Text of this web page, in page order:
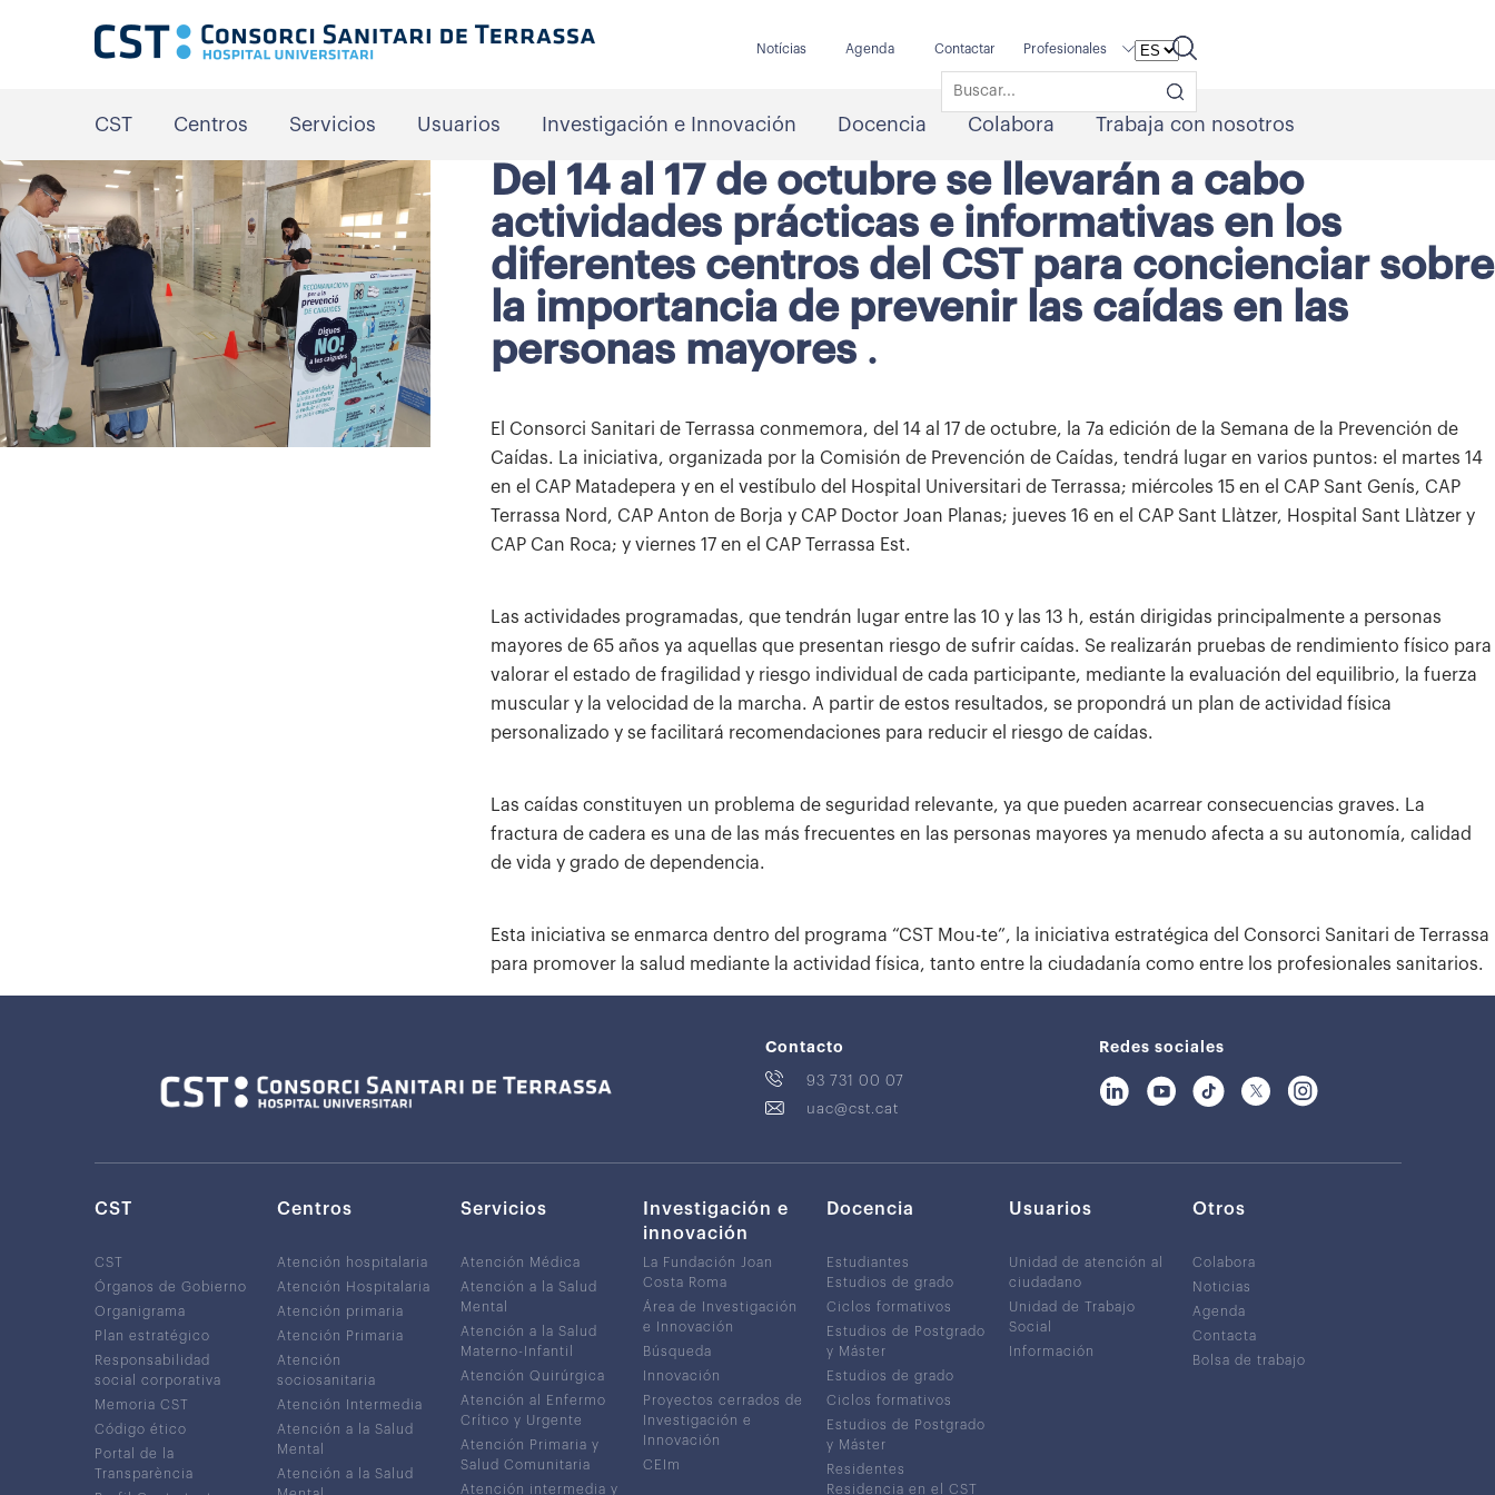
Notícias Agenda Contactar Profesionales
CST Centros Servicios Usuarios Investigación e Innovación Docencia Colabora Trabaja con nosotros
Del 14 al 17 de octubre se llevarán a cabo
actividades prácticas e informativas en los
diferentes centros del CST para concienciar sobre
la importancia de prevenir las caídas en las
personas mayores.
El Consorci Sanitari de Terrassa conmemora, del 14 al 17 de octubre, la 7a edición de la Semana de la Prevención de
Caídas. La iniciativa, organizada por la Comisión de Prevención de Caídas, tendrá lugar en varios puntos: el martes 14
en el CAP Matadepera y en el vestíbulo del Hospital Universitari de Terrassa; miércoles 15 en el CAP Sant Genís, CAP
Terrassa Nord, CAP Anton de Borja y CAP Doctor Joan Planas; jueves 16 en el CAP Sant Llàtzer, Hospital Sant Llàtzer y
CAP Can Roca; y viernes 17 en el CAP Terrassa Est.
Las actividades programadas, que tendrán lugar entre las 10 y las 13 h, están dirigidas principalmente a personas
mayores de 65 años ya aquellas que presentan riesgo de sufrir caídas. Se realizarán pruebas de rendimiento físico para
valorar el estado de fragilidad y riesgo individual de cada participante, mediante la evaluación del equilibrio, la fuerza
muscular y la velocidad de la marcha. A partir de estos resultados, se propondrá un plan de actividad física
personalizado y se facilitará recomendaciones para reducir el riesgo de caídas.
Las caídas constituyen un problema de seguridad relevante, ya que pueden acarrear consecuencias graves. La
fractura de cadera es una de las más frecuentes en las personas mayores ya menudo afecta a su autonomía, calidad
de vida y grado de dependencia.
Esta iniciativa se enmarca dentro del programa “CST Mou-te”, la iniciativa estratégica del Consorci Sanitari de Terrassa
para promover la salud mediante la actividad física, tanto entre la ciudadanía como entre los profesionales sanitarios.
Contacto
93 731 00 07
uac@cst.cat
Redes sociales
CST
CST
Órganos de Gobierno
Organigrama
Plan estratégico
Responsabilidad
social corporativa
Memoria CST
Código ético
Portal de la
Transparència
Centros
Atención hospitalaria
Atención Hospitalaria
Atención primaria
Atención Primaria
Atención
sociosanitaria
Atención Intermedia
Atención a la Salud
Mental
Atención a la Salud
Servicios
Atención Médica
Atención a la Salud
Mental
Atención a la Salud
Materno-Infantil
Atención Quirúrgica
Atención al Enfermo
Crítico y Urgente
Atención Primaria y
Salud Comunitaria
Atención intermedia y
Investigación e
innovación
La Fundación Joan
Costa Roma
Área de Investigación
e Innovación
Búsqueda
Innovación
Proyectos cerrados de
Investigación e
Innovación
CEIm
Docencia
Estudiantes
Estudios de grado
Ciclos formativos
Estudios de Postgrado
y Máster
Estudios de grado
Ciclos formativos
Estudios de Postgrado
y Máster
Residentes
Residencia en el CST
Usuarios
Unidad de atención al
ciudadano
Unidad de Trabajo
Social
Información
Otros
Colabora
Noticias
Agenda
Contacta
Bolsa de trabajo